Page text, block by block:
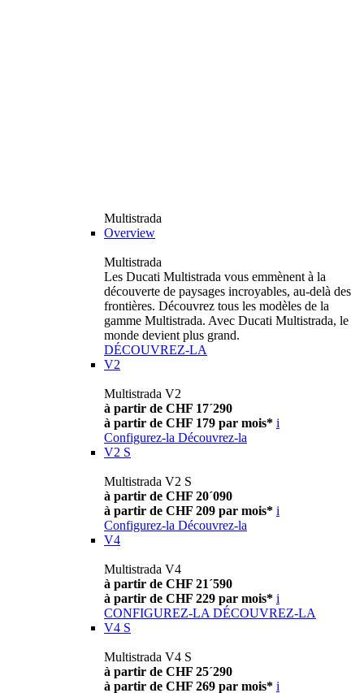
Multistrada
Overview
Multistrada
Les Ducati Multistrada vous emmènent à la
découverte de paysages incroyables, au-delà des
frontières. Découvrez tous les modèles de la
gamme Multistrada. Avec Ducati Multistrada, le
monde devient plus grand.
DÉCOUVREZ-LA
V2
Multistrada V2
à partir de CHF 17´290
à partir de CHF 179 par mois* i
Configurez-la Découvrez-la
V2 S
Multistrada V2 S
à partir de CHF 20´090
à partir de CHF 209 par mois* i
Configurez-la Découvrez-la
V4
Multistrada V4
à partir de CHF 21´590
à partir de CHF 229 par mois* i
CONFIGUREZ-LA DÉCOUVREZ-LA
V4 S
Multistrada V4 S
à partir de CHF 25´290
à partir de CHF 269 par mois* i